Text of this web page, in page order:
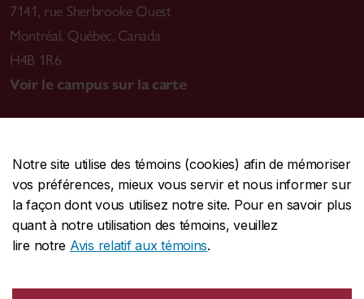
Notre site utilise des témoins (cookies) afin de mémoriser
vos préférences, mieux vous servir et nous informer sur
la façon dont vous utilisez notre site. Pour en savoir plus
quant à notre utilisation des témoins, veuillez
lire notre Avis relatif aux témoins.
7141, rue Sherbrooke Ouest
Montréal, Québec, Canada
H4B 1R6
Voir le campus sur la carte
CENTRALE514-848-2424
URGENCE514-848-3717
Protection et prévention | Accessibilité | Confidentialité
Conditions d'utilisation |